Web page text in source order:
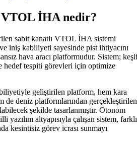
İHA nedir?
sabit kanatlı VTOL İHA sistemi
iniş kabiliyeti sayesinde pist ihtiyacını
hava aracı platformudur. Sistem;
hedef tespiti görevleri için optimize
geliştirilen platform, hem kara
de deniz platformlarından gerçekleştirilen
şekilde tasarlanmıştır. Otonom
yazılım altyapısıyla çalışan sistem, farklı
kesintisiz görev icrası sunmayı